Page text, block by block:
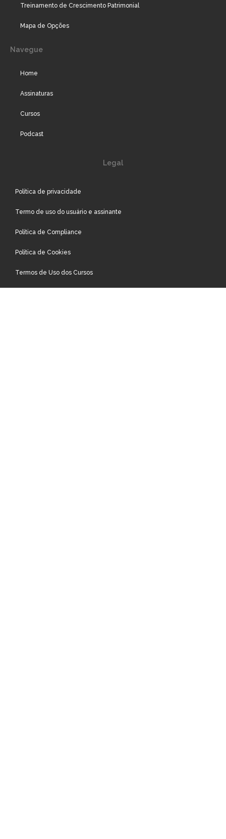
Treinamento de Crescimento Patrimonial
Mapa de Opções
Navegue
Home
Assinaturas
Cursos
Podcast
Legal
Política de privacidade
Termo de uso do usuário e assinante
Política de Compliance
Política de Cookies
Termos de Uso dos Cursos